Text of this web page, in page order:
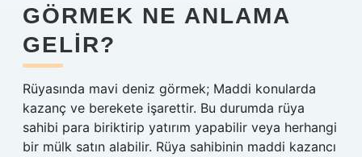
GÖRMEK NE ANLAMA
GELIR?
Rüyasında mavi deniz görmek; Maddi konularda
kazanç ve berekete işarettir. Bu durumda rüya
sahibi para biriktirip yatırım yapabilir veya herhangi
bir mülk satın alabilir. Rüya sahibinin maddi kazancı